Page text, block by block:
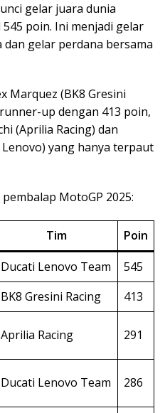
gelar juara dunia
poin. Ini menjadi gelar
gelar perdana bersama
Marquez (BK8 Gresini
up dengan 413 poin,
(Aprilia Racing) dan
yang hanya terpaut
MotoGP 2025:
Tim
Poin
Ducati Lenovo Team
545
BK8 Gresini Racing 413
Aprilia Racing 291
Ducati Lenovo Team 286